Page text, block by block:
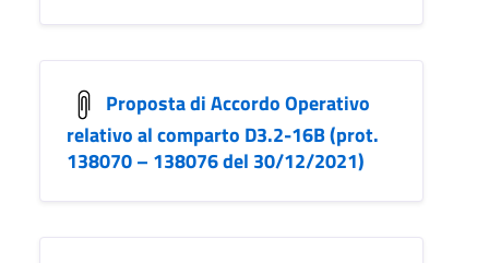
Proposta di Accordo Operativo
relativo al comparto D3.2-16B (prot.
138070 – 138076 del 30/12/2021)